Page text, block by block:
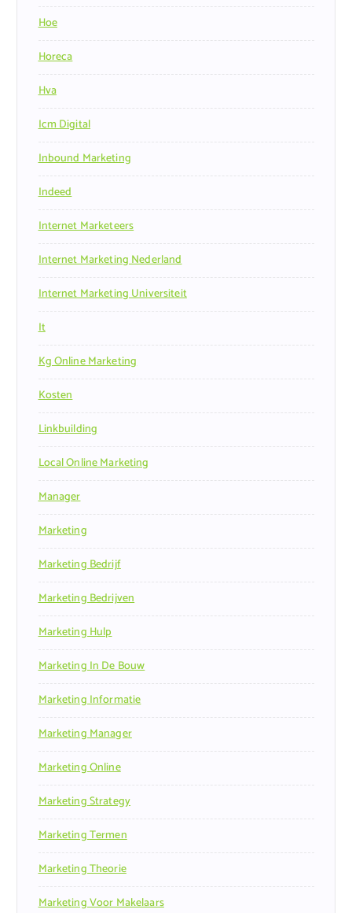
Hoe
Horeca
Hva
Icm Digital
Inbound Marketing
Indeed
Internet Marketeers
Internet Marketing Nederland
Internet Marketing Universiteit
It
Kg Online Marketing
Kosten
Linkbuilding
Local Online Marketing
Manager
Marketing
Marketing Bedrijf
Marketing Bedrijven
Marketing Hulp
Marketing In De Bouw
Marketing Informatie
Marketing Manager
Marketing Online
Marketing Strategy
Marketing Termen
Marketing Theorie
Marketing Voor Makelaars